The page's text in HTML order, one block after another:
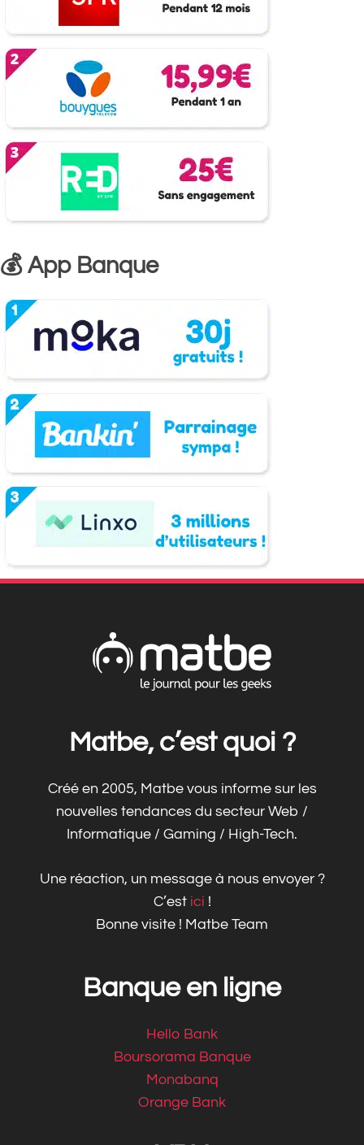
💰 App Banque
Matbe, c’est quoi ?
Créé en 2005, Matbe vous informe sur les
nouvelles tendances du secteur Web /
Informatique / Gaming / High-Tech.
Une réaction, un message à nous envoyer ?
C’est ici !
Bonne visite ! Matbe Team
Banque en ligne
Hello Bank
Boursorama Banque
Monabanq
Orange Bank